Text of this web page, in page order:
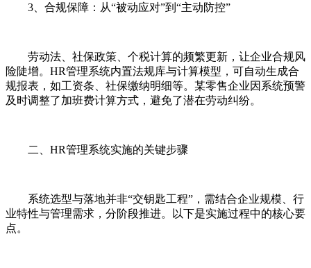
3、合规保障：从“被动应对”到“主动防控”
劳动法、社保政策、个税计算的频繁更新，让企业合规风
险陡增。HR管理系统内置法规库与计算模型，可自动生成合
规报表，如工资条、社保缴纳明细等。某零售企业因系统预警
及时调整了加班费计算方式，避免了潜在劳动纠纷。
二、HR管理系统实施的关键步骤
系统选型与落地并非“交钥匙工程”，需结合企业规模、行
业特性与管理需求，分阶段推进。以下是实施过程中的核心要
点。